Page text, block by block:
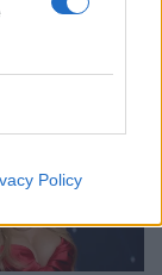
Policy
dhe
nuk ndiqen
dyshime